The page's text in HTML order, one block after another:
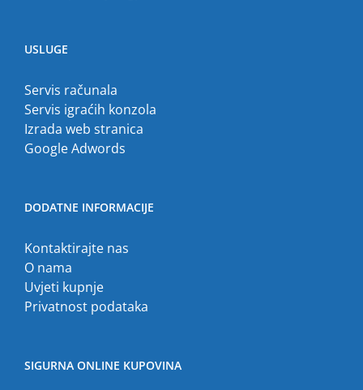
USLUGE
Servis računala
Servis igraćih konzola
Izrada web stranica
Google Adwords
DODATNE INFORMACIJE
Kontaktirajte nas
O nama
Uvjeti kupnje
Privatnost podataka
SIGURNA ONLINE KUPOVINA